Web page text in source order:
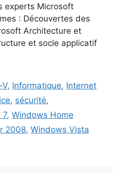
experts Microsoft
: Découvertes des
Architecture et
et socle applicatif
V, Informatique, Internet
, sécurité,
7, Windows Home
2008, Windows Vista